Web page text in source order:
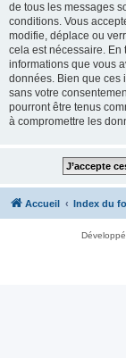
de tous les messages
conditions. Vous
modifie, déplace ou
cela est nécessaire. En
informations que vous
données. Bien que ces
sans votre
pourront être tenus
à compromettre les
Accueil Index du